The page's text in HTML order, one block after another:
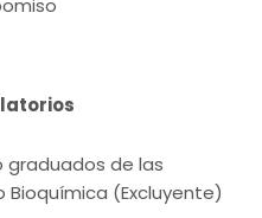
graduados de las
(Excluyente)